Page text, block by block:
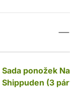
Sada ponožek
Shippuden (3 páry)